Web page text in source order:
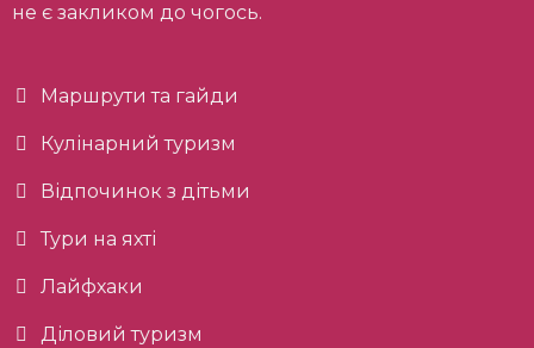
не є закликом до чогось.
Маршрути та гайди
Кулінарний туризм
Відпочинок з дітьми
Тури на яхті
Лайфхаки
Діловий туризм